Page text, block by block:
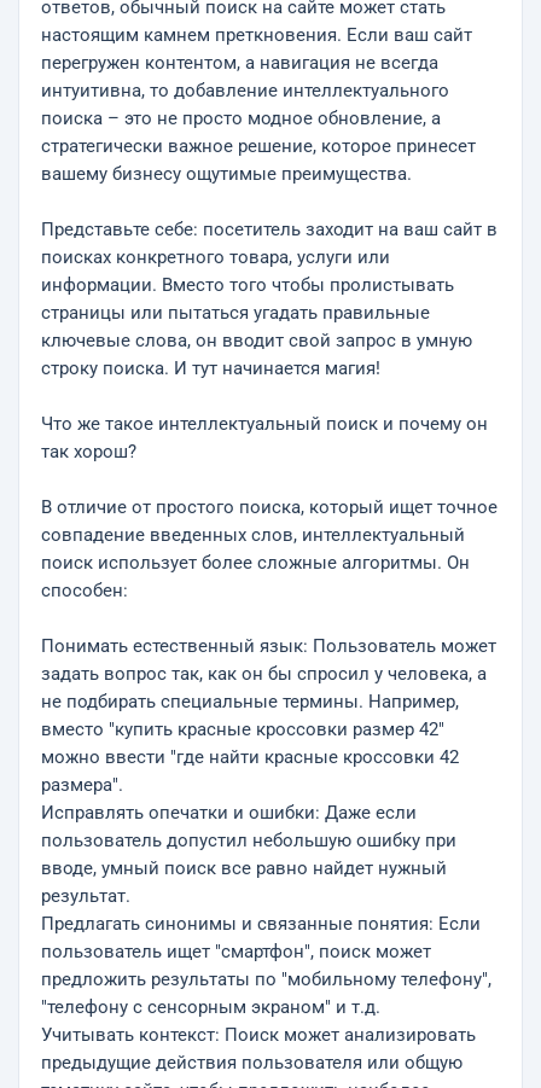
ответов, обычный поиск на сайте может стать
настоящим камнем преткновения. Если ваш сайт
перегружен контентом, а навигация не всегда
интуитивна, то добавление интеллектуального
поиска – это не просто модное обновление, а
стратегически важное решение, которое принесет
вашему бизнесу ощутимые преимущества.
Представьте себе: посетитель заходит на ваш сайт в
поисках конкретного товара, услуги или
информации. Вместо того чтобы пролистывать
страницы или пытаться угадать правильные
ключевые слова, он вводит свой запрос в умную
строку поиска. И тут начинается магия!
Что же такое интеллектуальный поиск и почему он
так хорош?
В отличие от простого поиска, который ищет точное
совпадение введенных слов, интеллектуальный
поиск использует более сложные алгоритмы. Он
способен:
Понимать естественный язык: Пользователь может
задать вопрос так, как он бы спросил у человека, а
не подбирать специальные термины. Например,
вместо "купить красные кроссовки размер 42"
можно ввести "где найти красные кроссовки 42
размера".
Исправлять опечатки и ошибки: Даже если
пользователь допустил небольшую ошибку при
вводе, умный поиск все равно найдет нужный
результат.
Предлагать синонимы и связанные понятия: Если
пользователь ищет "смартфон", поиск может
предложить результаты по "мобильному телефону",
"телефону с сенсорным экраном" и т.д.
Учитывать контекст: Поиск может анализировать
предыдущие действия пользователя или общую